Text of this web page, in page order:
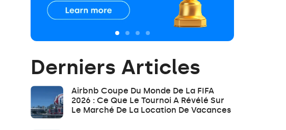
Derniers Articles
Airbnb Coupe Du Monde De La FIFA
2026 : Ce Que Le Tournoi A Révélé Sur
Le Marché De La Location De Vacances